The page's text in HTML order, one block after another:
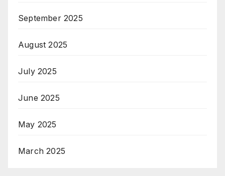
September 2025
August 2025
July 2025
June 2025
May 2025
March 2025